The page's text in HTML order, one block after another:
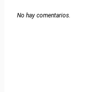
No hay comentarios.